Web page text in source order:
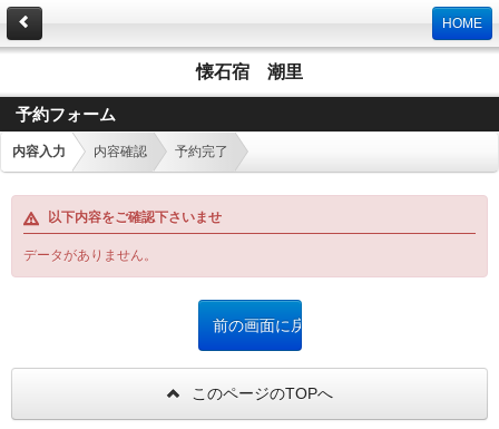
HOME
懐石宿 潮里
予約フォーム
内容入力 内容確認 予約完了
以下内容をご確認下さいませ
データがありません。
このページのTOPへ